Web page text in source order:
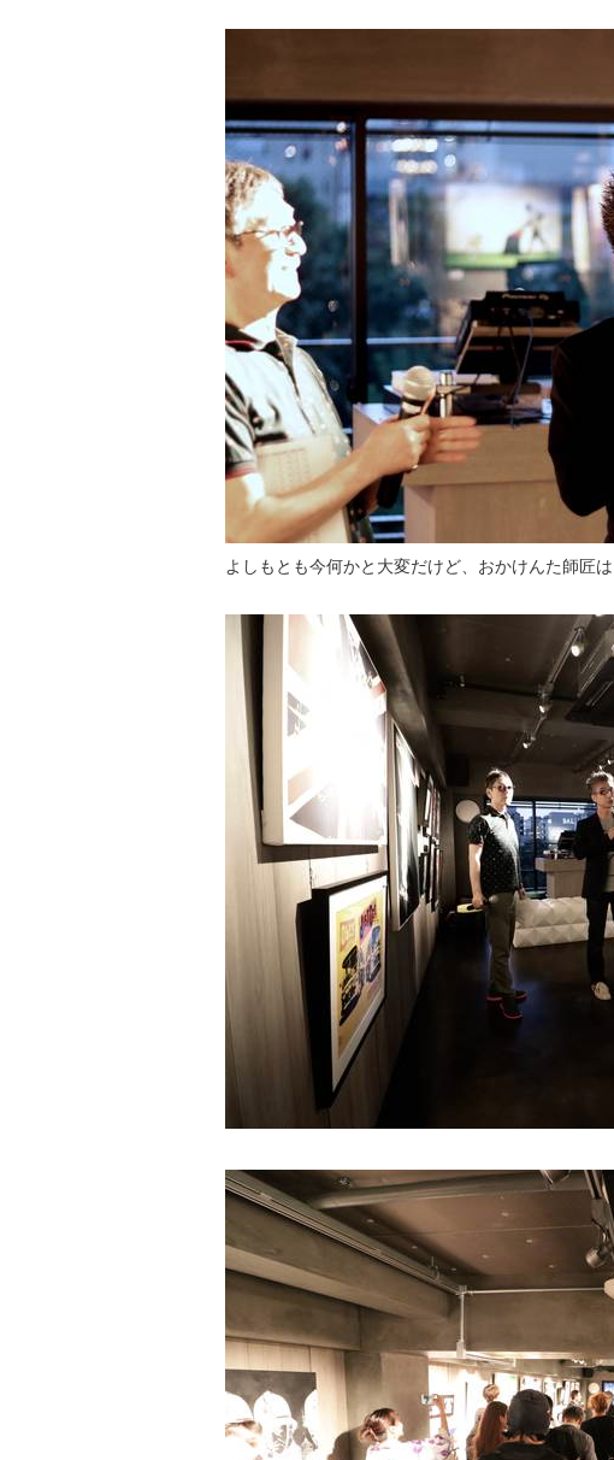
よしもとも今何かと大変だけど、おかけんた師匠